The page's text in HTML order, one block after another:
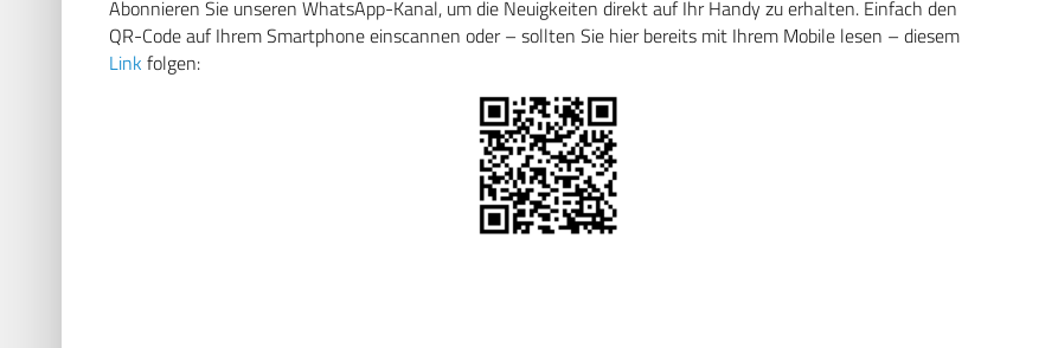
Abonnieren Sie unseren WhatsApp-Kanal, um die Neuigkeiten direkt auf Ihr Handy zu erhalten. Einfach den
QR-Code auf Ihrem Smartphone einscannen oder – sollten Sie hier bereits mit Ihrem Mobile lesen – diesem
Link folgen: